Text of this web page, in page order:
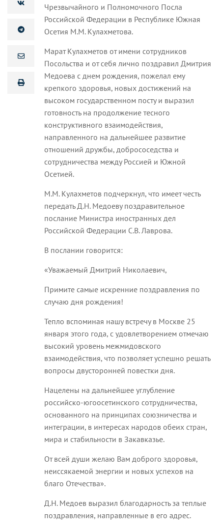
Чрезвычайного и Полномочного Посла
Российской Федерации в Республике Южная
Осетия М.М. Кулахметова.
Марат Кулахметов от имени сотрудников
Посольства и от себя лично поздравил Дмитрия
Медоева с днем рождения, пожелал ему
крепкого здоровья, новых достижений на
высоком государственном посту и выразил
готовность на продолжение тесного
конструктивного взаимодействия,
направленного на дальнейшее развитие
отношений дружбы, добрососедства и
сотрудничества между Россией и Южной
Осетией.
М.М. Кулахметов подчеркнул, что имеет честь
передать Д.Н. Медоеву поздравительное
послание Министра иностранных дел
Российской Федерации С.В. Лаврова.
В послании говорится:
«Уважаемый Дмитрий Николаевич,
Примите самые искренние поздравления по
случаю дня рождения!
Тепло вспоминая нашу встречу в Москве 25
января этого года, с удовлетворением отмечаю
высокий уровень межмидовского
взаимодействия, что позволяет успешно решать
вопросы двусторонней повестки дня.
Нацелены на дальнейшее углубление
российско-югоосетинского сотрудничества,
основанного на принципах союзничества и
интеграции, в интересах народов обеих стран,
мира и стабильности в Закавказье.
От всей души желаю Вам доброго здоровья,
неиссякаемой энергии и новых успехов на
благо Отечества».
Д.Н. Медоев выразил благодарность за теплые
поздравления, направленные в его адрес.